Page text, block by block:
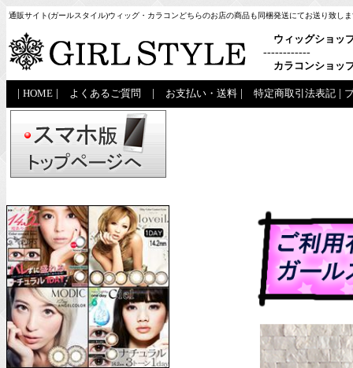
通販サイト(ガールスタイル)ウィッグ・カラコンどちらのお店の商品も同梱発送にてお送り致し
ウィッグショッ
------------
カラコンショッ
HOME よくあるご質問 お支払い・送料 特定商取引法表記